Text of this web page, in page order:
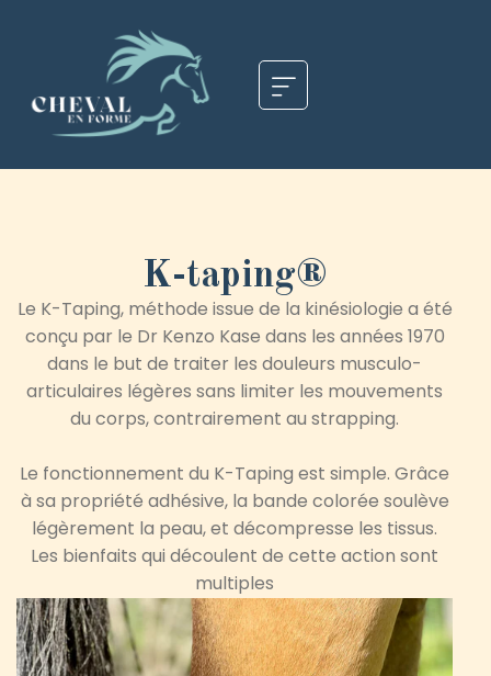
K-taping®️
Le K-Taping, méthode issue de la kinésiologie a été
conçu par le Dr Kenzo Kase dans les années 1970
dans le but de traiter les douleurs musculo-
articulaires légères sans limiter les mouvements
du corps, contrairement au strapping.
Le fonctionnement du K-Taping est simple. Grâce
à sa propriété adhésive, la bande colorée soulève
légèrement la peau, et décompresse les tissus.
Les bienfaits qui découlent de cette action sont
multiples